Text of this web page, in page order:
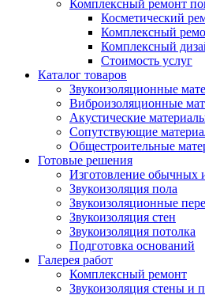
Комплексный ремонт
Косметический
Комплексный
Комплексный
Стоимость услуг
Каталог товаров
Звукоизоляционные
Виброизоляционные
Акустические
Сопутствующие
Общестроительные
Готовые решения
Изготовление обычных
Звукоизоляция пола
Звукоизоляционные
Звукоизоляция стен
Звукоизоляция потолка
Подготовка оснований
Галерея работ
Комплексный ремонт
Звукоизоляция стены и